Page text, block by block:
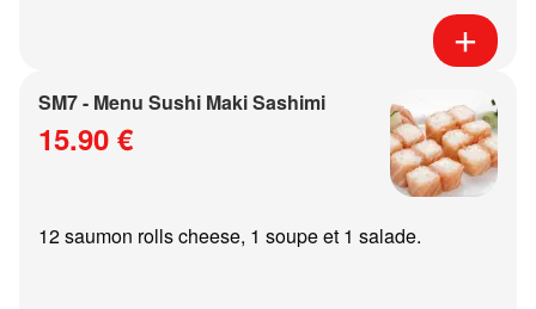
SM7 - Menu Sushi Maki Sashimi
15.90 €
12 saumon rolls cheese, 1 soupe et 1 salade.